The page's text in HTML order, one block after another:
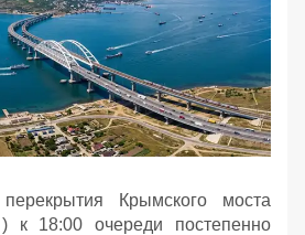
Крымского моста
) к 18:00 очереди постепенно